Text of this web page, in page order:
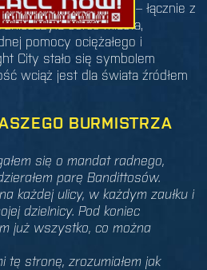
katastrofami – łącznie z
serce miasta,
pomocy ociężałego i
City stało się symbolem
wciąż jest dla świata źródłem
BURMISTRZA
się o mandat radnego,
parę Bandittosów.
każdej ulicy, w każdym zaułku i
dzielnicy. Pod koniec
już wszystko, co można
tę stronę, zrozumiałem jak